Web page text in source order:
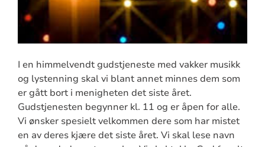
I en himmelvendt gudstjeneste med vakker musikk
og lystenning skal vi blant annet minnes dem som
er gått bort i menigheten det siste året.
Gudstjenesten begynner kl. 11 og er åpen for alle.
Vi ønsker spesielt velkommen dere som har mistet
en av deres kjære det siste året. Vi skal lese navn